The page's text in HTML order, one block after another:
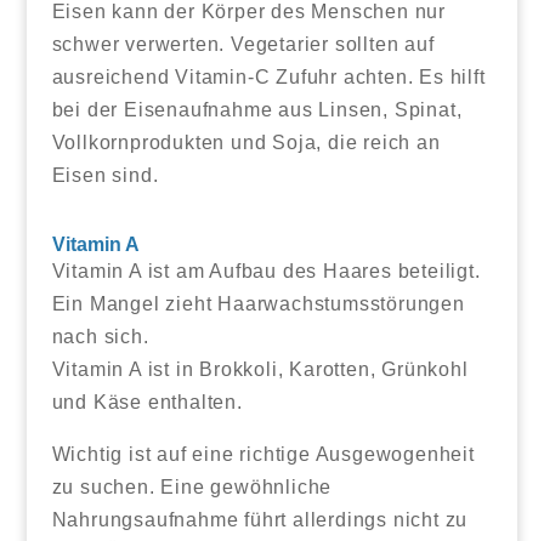
Eisen kann der Körper des Menschen nur
schwer verwerten. Vegetarier sollten auf
ausreichend Vitamin-C Zufuhr achten. Es hilft
bei der Eisenaufnahme aus Linsen, Spinat,
Vollkornprodukten und Soja, die reich an
Eisen sind.
Vitamin A
Vitamin A ist am Aufbau des Haares beteiligt.
Ein Mangel zieht Haarwachstumsstörungen
nach sich.
Vitamin A ist in Brokkoli, Karotten, Grünkohl
und Käse enthalten.
Wichtig ist auf eine richtige Ausgewogenheit
zu suchen. Eine gewöhnliche
Nahrungsaufnahme führt allerdings nicht zu